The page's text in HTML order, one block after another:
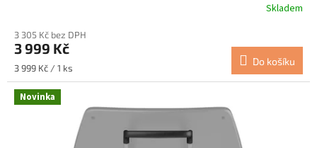
Skladem
3 305 Kč bez DPH
3 999 Kč
Měrná
cena:
3 999 Kč / 1 ks
Do košíku
Novinka